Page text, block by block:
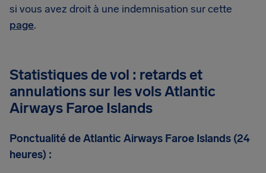
si vous avez droit à une indemnisation sur cette
page.
Statistiques de vol : retards et
annulations sur les vols Atlantic
Airways Faroe Islands
Ponctualité de Atlantic Airways Faroe Islands (24
heures) :